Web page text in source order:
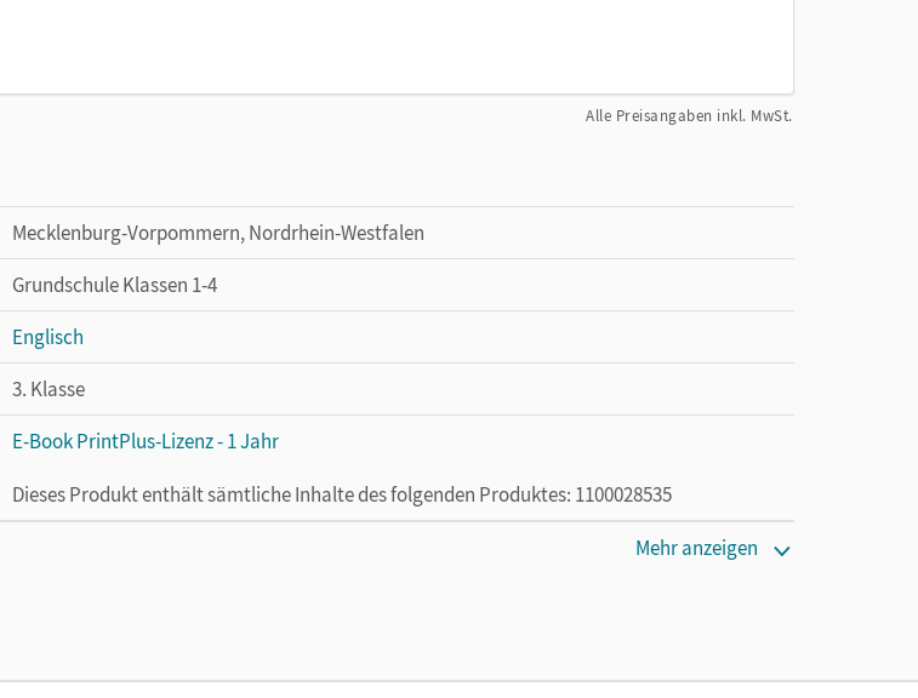
Alle Preisangaben inkl. MwSt.
Mecklenburg-Vorpommern, Nordrhein-Westfalen
Grundschule Klassen 1-4
Englisch
3. Klasse
E-Book PrintPlus-Lizenz - 1 Jahr
Dieses Produkt enthält sämtliche Inhalte des folgenden Produktes: 1100028535
Cornelsen Verlag
Mehr anzeigen